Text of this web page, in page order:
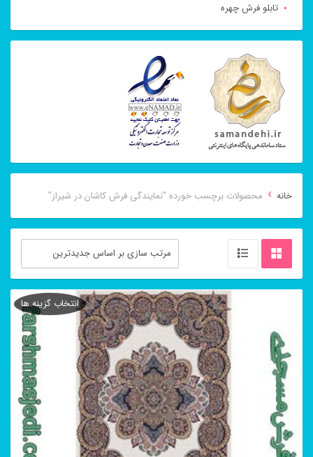
تابلو فرش چهره
خانه › محصولات برچسب خورده “نمایندگی فرش کاشان در شیراز”
انتخاب گزینه ها